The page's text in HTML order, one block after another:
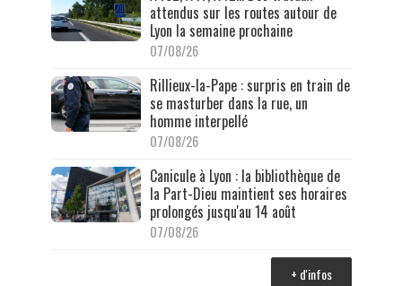
attendus sur les routes autour de
Lyon la semaine prochaine
07/08/26
Rillieux-la-Pape : surpris en train de
se masturber dans la rue, un
homme interpellé
07/08/26
Canicule à Lyon : la bibliothèque de
la Part-Dieu maintient ses horaires
prolongés jusqu'au 14 août
07/08/26
+ d'infos